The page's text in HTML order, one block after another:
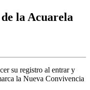
la Acuarela
su registro al entrar y
la Nueva Convivencia